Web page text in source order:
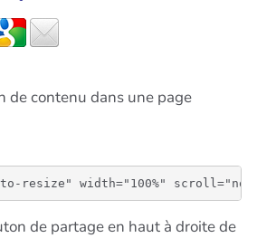
de contenu dans une page
de partage en haut à droite de